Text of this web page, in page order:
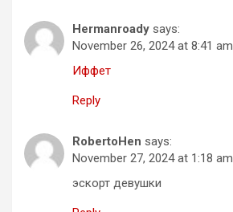
Hermanroady says:
November 26, 2024 at 8:41 am
Иффет
Reply
RobertoHen says:
November 27, 2024 at 1:18 am
эскорт девушки